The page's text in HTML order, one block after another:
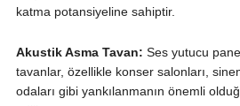
katma potansiyeline sahiptir.
Akustik Asma Tavan: Ses yutucu
tavanlar, özellikle konser salonları,
odaları gibi yankılanmanın önemli